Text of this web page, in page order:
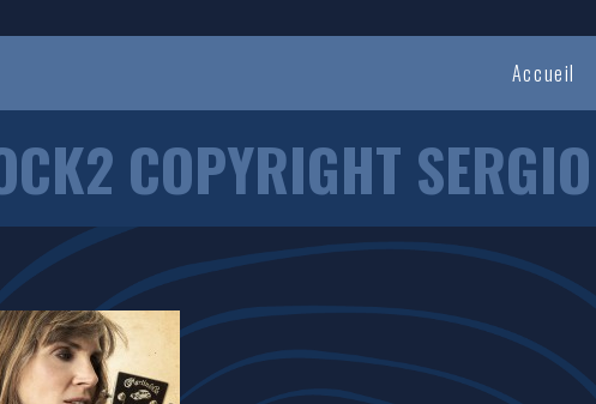
Accueil
COPYRIGHT